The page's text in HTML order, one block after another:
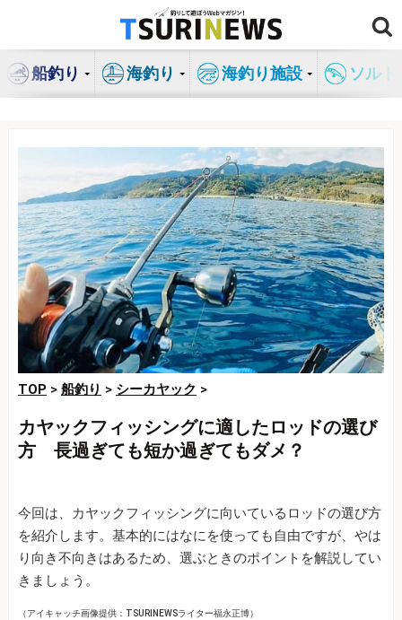
ン
船釣り 海釣り 海釣り施設 ソル
TOP > 船釣り > シーカヤック >
カヤックフィッシングに適したロッドの選び
方 長過ぎても短か過ぎてもダメ？
今回は、カヤックフィッシングに向いているロッドの選び方
を紹介します。基本的にはなにを使っても自由ですが、やは
り向き不向きはあるため、選ぶときのポイントを解説してい
きましょう。
（アイキャッチ画像提供：TSURINEWSライター福永正博）